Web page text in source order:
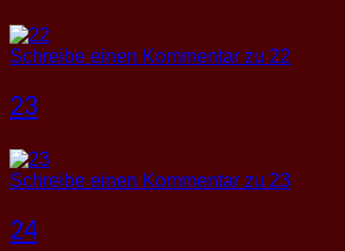
Schreibe einen Kommentar zu 22
23
Schreibe einen Kommentar zu 23
24